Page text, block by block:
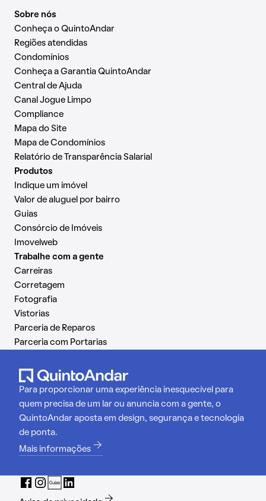
Sobre nós
Conheça o QuintoAndar
Regiões atendidas
Condomínios
Conheça a Garantia QuintoAndar
Central de Ajuda
Canal Jogue Limpo
Compliance
Mapa do Site
Mapa de Condomínios
Relatório de Transparência Salarial
Produtos
Indique um imóvel
Valor de aluguel por bairro
Guias
Consórcio de Imóveis
Imovelweb
Trabalhe com a gente
Carreiras
Corretagem
Fotografia
Vistorias
Parceria de Reparos
Parceria com Portarias
Para proporcionar uma experiência inesquecível para
quem precisa de um lar ou anuncia com a gente, o
QuintoAndar aposta em design, segurança e tecnologia
de ponta.
Mais informações